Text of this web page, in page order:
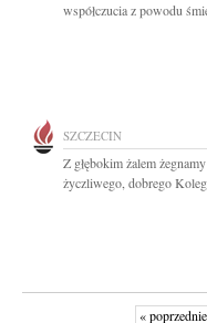
współczucia z powodu
SZCZECIN
Z głębokim żalem
życzliwego, dobrego
« poprzednie